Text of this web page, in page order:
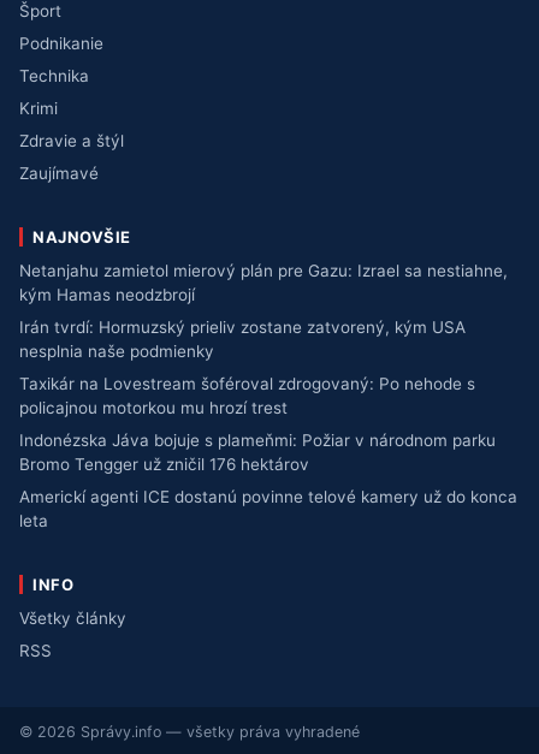
Šport
Podnikanie
Technika
Krimi
Zdravie a štýl
Zaujímavé
NAJNOVŠIE
Netanjahu zamietol mierový plán pre Gazu: Izrael sa nestiahne,
kým Hamas neodzbrojí
Irán tvrdí: Hormuzský prieliv zostane zatvorený, kým USA
nesplnia naše podmienky
Taxikár na Lovestream šoféroval zdrogovaný: Po nehode s
policajnou motorkou mu hrozí trest
Indonézska Jáva bojuje s plameňmi: Požiar v národnom parku
Bromo Tengger už zničil 176 hektárov
Americkí agenti ICE dostanú povinne telové kamery už do konca
leta
INFO
Všetky články
RSS
© 2026 Správy.info — všetky práva vyhradené